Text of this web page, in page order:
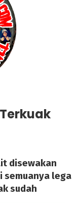
disewakan
semuanya lega
sudah